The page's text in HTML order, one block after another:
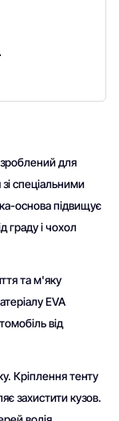
для
спеціальними
основа підвищує
граду і чохол
та м'яку
EVA
від
Кріплення тенту
захистити кузов.